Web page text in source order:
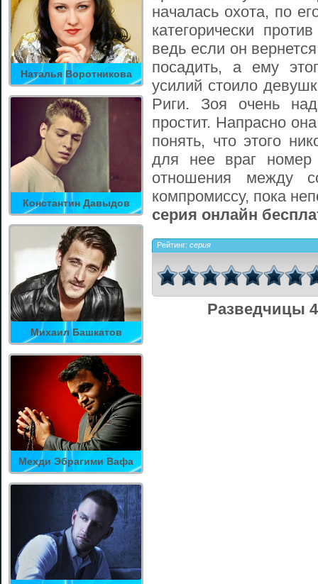
Наталья Воротникова
Константин Давыдов
Михаил Башкатов
Мехди Эбрагими Вафа
началась охота, по
категорически
ведь если он
посадить, а ему
усилий стоило
Риги. Зоя очень
простит. Напрасно
понять, что этого
для нее враг
отношения между
компромиссу, пока
серия онлайн
Рейтинг: серия
Разведчицы